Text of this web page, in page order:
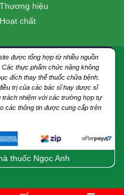
Thương hiệu
Hoạt chất
được tổng hợp từ nhiều nguồn
thực phẩm chức năng không
đích thay thế thuốc chữa bệnh.
trị của các bác sĩ hay dược sĩ
trách nhiệm với các trường hợp tự
các thông tin được cung cấp trên
thuốc Ngọc Anh